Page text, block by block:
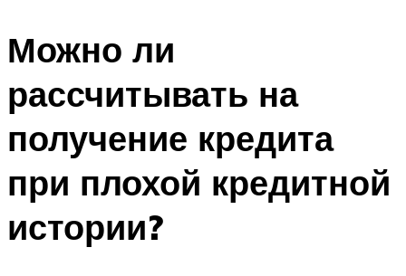
Можно ли
рассчитывать на
получение кредита
при плохой кредитной
истории?